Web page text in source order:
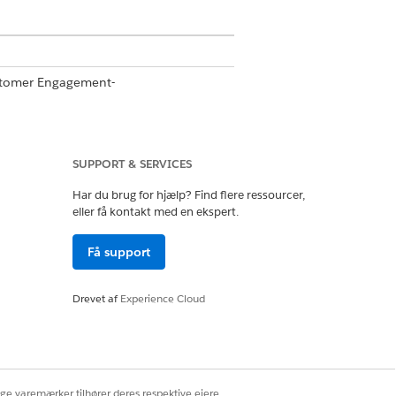
Engagement-
SUPPORT & SERVICES
Har du brug for hjælp? Find flere ressourcer,
eller få kontakt med en ekspert.
Få support
Drevet afExperience Cloud
varemærker tilhører deres respektive ejere.